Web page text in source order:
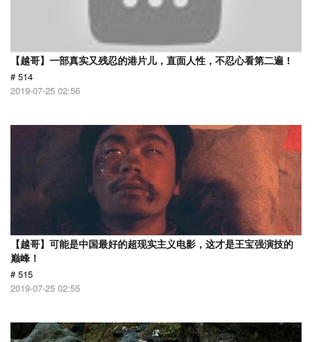
【越哥】一部真实又残忍的港片儿，直面人性，不忍心看第二遍！
# 514
2019-07-25 02:56
【越哥】可能是中国最好的超现实主义电影，这才是王宝强演技的
巅峰！
# 515
2019-07-25 02:55